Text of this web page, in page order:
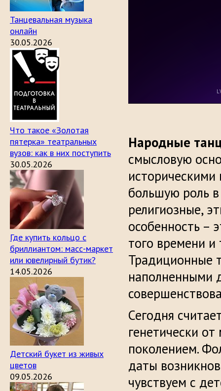
Танцевальная музыка
онлайн
30.05.2026
Что такое «Золотая
пятерка» театральных
вузов: как в них поступить
30.05.2026
Где купить кольцо с
бриллиантом: масс-маркет
или ювелирный бутик?
14.05.2026
Детский букет из живых
цветов
09.05.2026
Народные
смысловую
историческими
большую роль
религиозные,
особенность –
того времени и
Традиционные
наполненными
Сегодня
генетически
поколением.
даты
чувствуем с